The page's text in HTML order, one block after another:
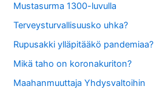
Mustasurma 1300-luvulla
Terveysturvallisuusko uhka?
Rupusakki ylläpitääkö pandemiaa?
Mikä taho on koronakuriton?
Maahanmuuttaja Yhdysvaltoihin